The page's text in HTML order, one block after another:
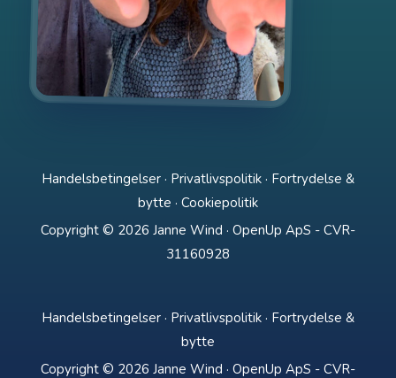
Handelsbetingelser· Privatlivspolitik· Fortrydelse &
bytte · Cookiepolitik
Copyright © 2026 Janne Wind · OpenUp ApS - CVR-
31160928
Handelsbetingelser· Privatlivspolitik· Fortrydelse &
bytte
Copyright © 2026 Janne Wind · OpenUp ApS - CVR-